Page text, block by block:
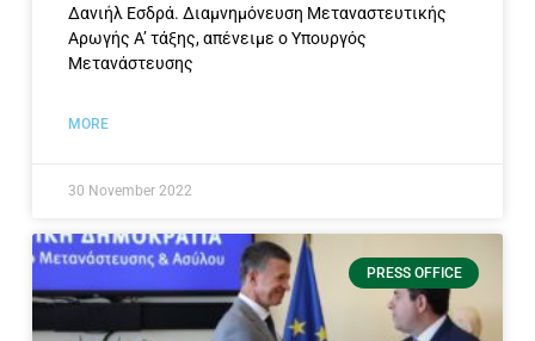
Δανιήλ Εσδρά. Διαμνημόνευση Μεταναστευτικής
Αρωγής A’ τάξης, απένειμε ο Υπουργός
Μετανάστευσης
MORE
30 November 2022
PRESS OFFICE